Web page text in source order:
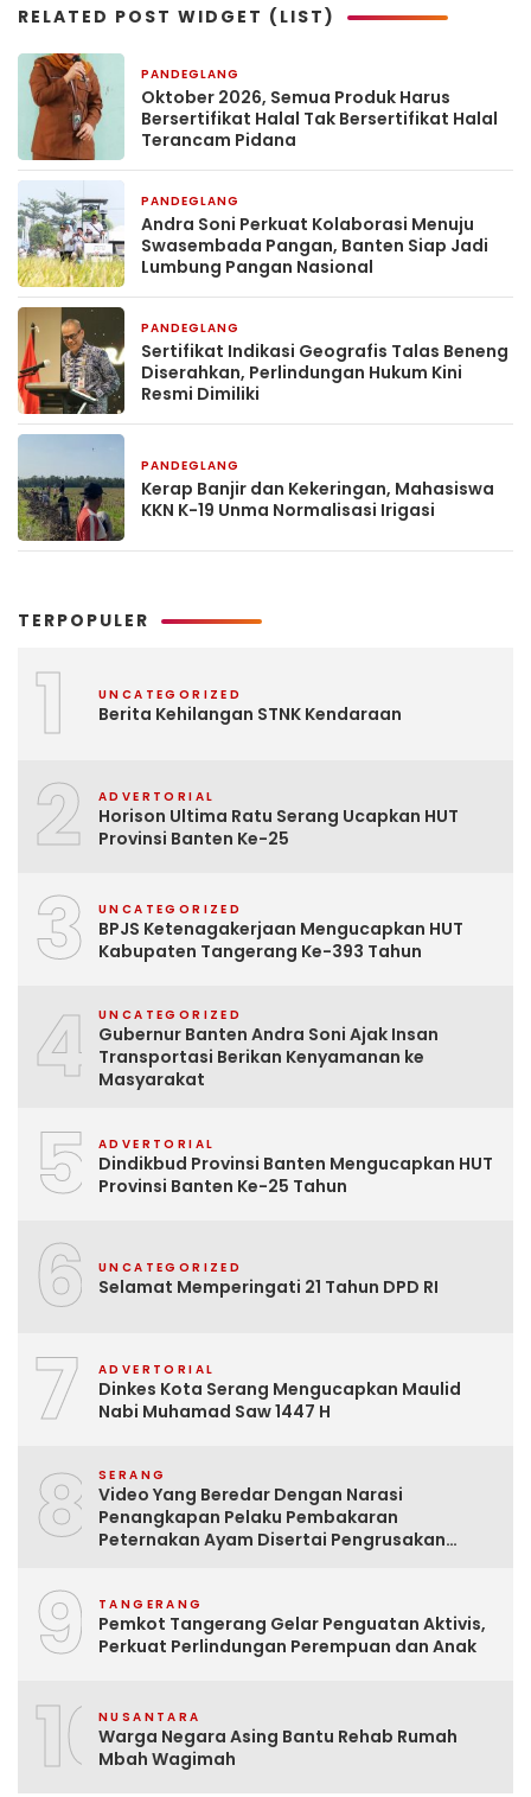
RELATED POST WIDGET (LIST)
PANDEGLANG
Oktober 2026, Semua Produk Harus
Bersertifikat Halal Tak Bersertifikat Halal
Terancam Pidana
PANDEGLANG
Andra Soni Perkuat Kolaborasi Menuju
Swasembada Pangan, Banten Siap Jadi
Lumbung Pangan Nasional
PANDEGLANG
Sertifikat Indikasi Geografis Talas Beneng
Diserahkan, Perlindungan Hukum Kini
Resmi Dimiliki
PANDEGLANG
Kerap Banjir dan Kekeringan, Mahasiswa
KKN K-19 Unma Normalisasi Irigasi
TERPOPULER
1 UNCATEGORIZED
Berita Kehilangan STNK Kendaraan
2 ADVERTORIAL
Horison Ultima Ratu Serang Ucapkan HUT
Provinsi Banten Ke-25
3 UNCATEGORIZED
BPJS Ketenagakerjaan Mengucapkan HUT
Kabupaten Tangerang Ke-393 Tahun
4 UNCATEGORIZED
Gubernur Banten Andra Soni Ajak Insan
Transportasi Berikan Kenyamanan ke
Masyarakat
5 ADVERTORIAL
Dindikbud Provinsi Banten Mengucapkan HUT
Provinsi Banten Ke-25 Tahun
6 UNCATEGORIZED
Selamat Memperingati 21 Tahun DPD RI
7 ADVERTORIAL
Dinkes Kota Serang Mengucapkan Maulid
Nabi Muhamad Saw 1447 H
8 SERANG
Video Yang Beredar Dengan Narasi
Penangkapan Pelaku Pembakaran
Peternakan Ayam Disertai Pengrusakan
9 TANGERANG
Pemkot Tangerang Gelar Penguatan Aktivis,
Perkuat Perlindungan Perempuan dan Anak
10NUSANTARA
Warga Negara Asing Bantu Rehab Rumah
Mbah Wagimah